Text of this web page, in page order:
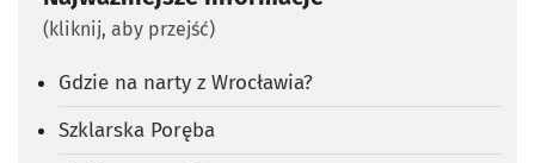
(kliknij, aby przejść)
Gdzie na narty z Wrocławia?
Szklarska Poręba